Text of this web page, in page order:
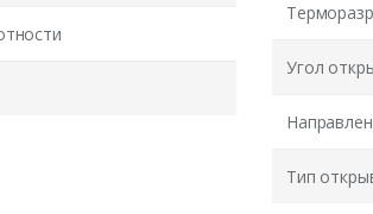
Угол
Тип